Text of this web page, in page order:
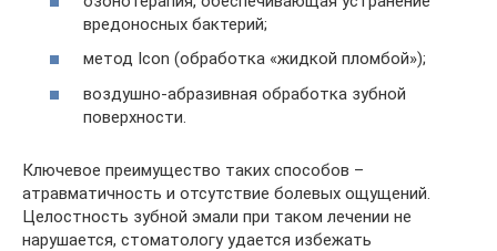
вредоносных бактерий;
метод Icon (обработка «жидкой пломбой»);
воздушно-абразивная обработка зубной
поверхности.
Ключевое преимущество таких способов –
атравматичность и отсутствие болевых ощущений.
Целостность зубной эмали при таком лечении не
нарушается, стоматологу удается избежать